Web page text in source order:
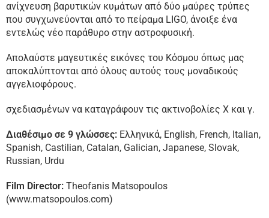
ανίχνευση βαρυτικών κυμάτων από δύο μαύρες τρύπες
που συγχωνεύονται από το πείραμα LIGO, άνοιξε ένα
εντελώς νέο παράθυρο στην αστροφυσική.
Απολαύστε μαγευτικές εικόνες του Κόσμου όπως μας
αποκαλύπτονται από όλους αυτούς τους μοναδικούς
αγγελιοφόρους.
σχεδιασμένων να καταγράφουν τις ακτινοβολίες Χ και γ.
Διαθέσιμο σε 9 γλώσσες: Ελληνικά, English, French, Italian,
Spanish, Castilian, Catalan, Galician, Japanese, Slovak,
Russian, Urdu
Film Director: Theofanis Matsopoulos
(www.matsopoulos.com)